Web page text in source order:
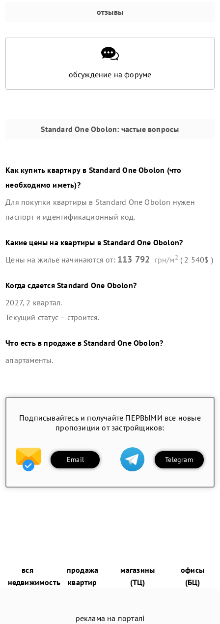
отзывы
обсуждение на форуме
Standard One Obolon: частые вопросы
Как купить квартиру в Standard One Obolon (что
необходимо иметь)?
Для покупки квартиры в Standard One Obolon нужен
паспорт и идентификационный код.
Какие цены на квартиры вStandard One Obolon?
Цены на жилье начинаются от: 113 792 грн/м2 ( 2 540$ )
Когда сдаетсяStandard One Obolon?
2027, 2 квартал.
Текущий статус – строится.
Что есть в продаже вStandard One Obolon?
апартаменты.
Подписывайтесь и получайте ПЕРВЫМИ все новые
пропозиции от застройщиков:
Email Telegram
вся
недвижимость
продажа
квартир
магазины
(ТЦ)
офисы
(БЦ)
реклама на порталі